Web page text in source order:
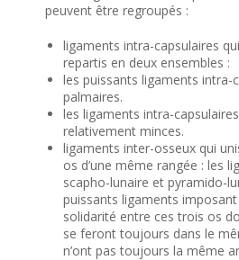
peuvent être regroupés :
ligaments intra-capsulaires
repartis en deux ensembles :
les puissants ligaments intra-
palmaires.
les ligaments intra-
relativement minces.
ligaments inter-osseux qui
os d’une même rangée : les
scapho-lunaire et pyramido-
puissants ligaments
solidarité entre ces trois os
se feront toujours dans le
n’ont pas toujours la même